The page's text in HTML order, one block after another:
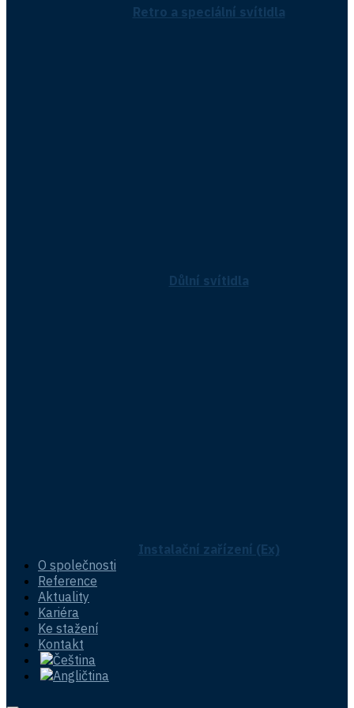
Retro a speciální svítidla
Důlní svítidla
Instalační zařízení (Ex)
O společnosti
Reference
Aktuality
Kariéra
Ke stažení
Kontakt